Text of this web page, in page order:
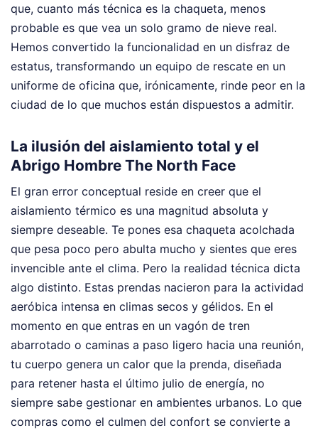
que, cuanto más técnica es la chaqueta, menos
probable es que vea un solo gramo de nieve real.
Hemos convertido la funcionalidad en un disfraz de
estatus, transformando un equipo de rescate en un
uniforme de oficina que, irónicamente, rinde peor en la
ciudad de lo que muchos están dispuestos a admitir.
La ilusión del aislamiento total y el
Abrigo Hombre The North Face
El gran error conceptual reside en creer que el
aislamiento térmico es una magnitud absoluta y
siempre deseable. Te pones esa chaqueta acolchada
que pesa poco pero abulta mucho y sientes que eres
invencible ante el clima. Pero la realidad técnica dicta
algo distinto. Estas prendas nacieron para la actividad
aeróbica intensa en climas secos y gélidos. En el
momento en que entras en un vagón de tren
abarrotado o caminas a paso ligero hacia una reunión,
tu cuerpo genera un calor que la prenda, diseñada
para retener hasta el último julio de energía, no
siempre sabe gestionar en ambientes urbanos. Lo que
compras como el culmen del confort se convierte a